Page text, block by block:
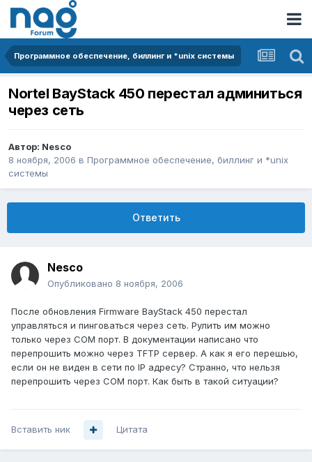
Программное обеспечение, биллинг и *unix системы
Nortel BayStack 450 перестал админиться
через сеть
Автор: Nesco
8 ноября, 2006 в Программное обеспечение, биллинг и *unix
системы
Ответить
Nesco
Опубликовано 8 ноября, 2006
После обновления Firmware BayStack 450 перестал
управляться и пинговаться через сеть. Рулить им можно
только через COM порт. В документации написано что
перепрошить можно через TFTP сервер. А как я его перешью,
если он не виден в сети по IP адресу? Странно, что нельзя
перепрошить через COM порт. Как быть в такой ситуации?
Вставить ник Цитата